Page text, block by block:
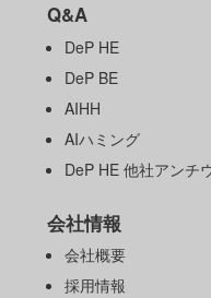
Q&A
DeP HE
DeP BE
AIHH
AIハミング
DeP HE 他社アンチ
会社情報
会社概要
採用情報